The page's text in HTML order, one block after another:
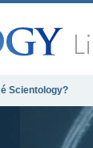
Scientology?